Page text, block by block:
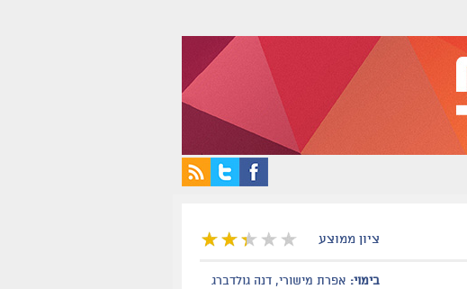
ציון ממוצע
בימוי: אפרת מישורי, דנה גולדברג